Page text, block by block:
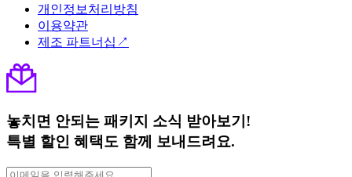
개인정보처리방침
이용약관
제조 파트너십↗
놓치면 안되는 패키지 소식 받아보기!
특별 할인 혜택도 함께 보내드려요.